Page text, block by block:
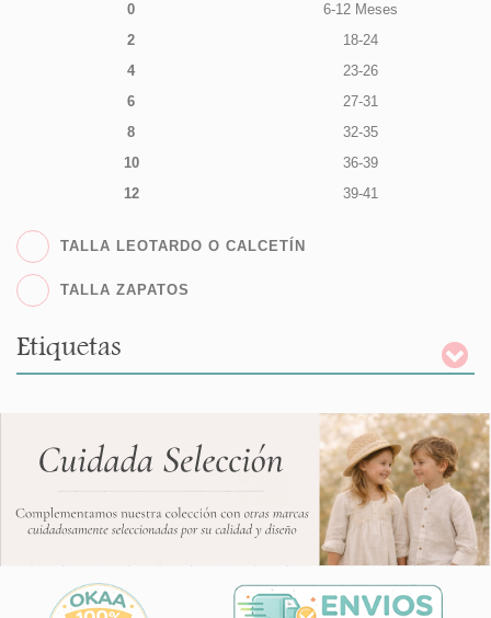
0
6-12 Meses
2
18-24
4
23-26
6
27-31
8
32-35
10
36-39
12
39-41
TALLA LEOTARDO O CALCETÍN
TALLA ZAPATOS
Etiquetas